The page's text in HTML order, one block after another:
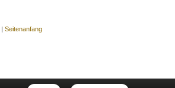
| Seitenanfang